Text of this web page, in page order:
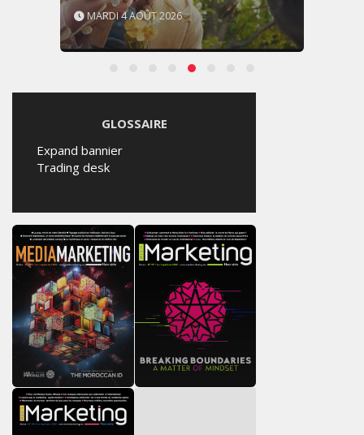
MARDI 4 AOÛT 2026
GLOSSAIRE
Expand bannier
Trading desk